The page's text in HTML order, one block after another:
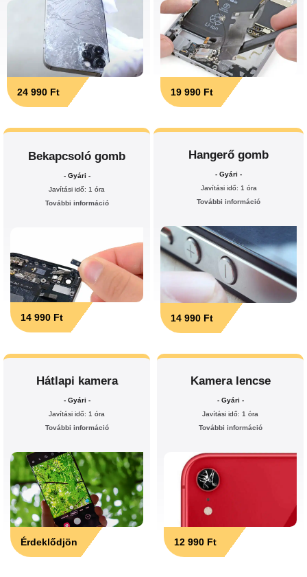
24 990 Ft 19 990 Ft
Bekapcsoló gomb
- Gyári -
Javítási idő: 1 óra
További információ
14 990 Ft
Hangerő gomb
- Gyári -
Javítási idő: 1 óra
További információ
14 990 Ft
Hátlapi kamera
- Gyári -
Javítási idő: 1 óra
További információ
Érdeklődjön
Kamera lencse
- Gyári -
Javítási idő: 1 óra
További információ
12 990 Ft